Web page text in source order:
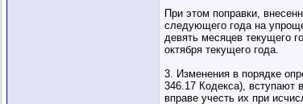
При этом поправки,
следующего года на
девять месяцев текущего
октября текущего года.
3. Изменения в порядке
346.17 Кодекса), вступают
вправе учесть их при